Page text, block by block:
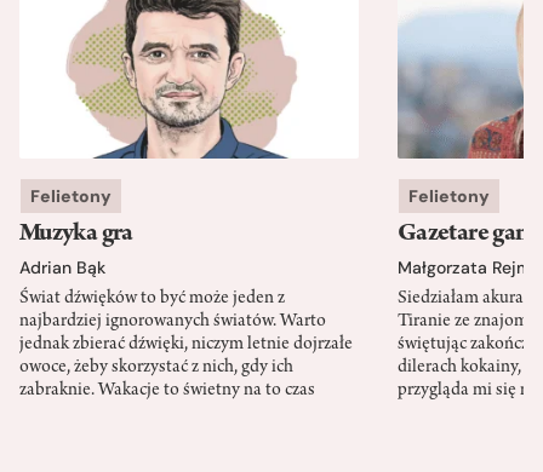
Felietony
Muzyka gra
Adrian Bąk
Świat dźwięków to być może jeden z
najbardziej ignorowanych światów. Warto
jednak zbierać dźwięki, niczym letnie dojrzałe
owoce, żeby skorzystać z nich, gdy ich
zabraknie. Wakacje to świetny na to czas
Felietony
Gazetare
Małgorzata
Siedziałam akurat
Tiranie ze
świętując
dilerach kokainy,
przygląda mi się